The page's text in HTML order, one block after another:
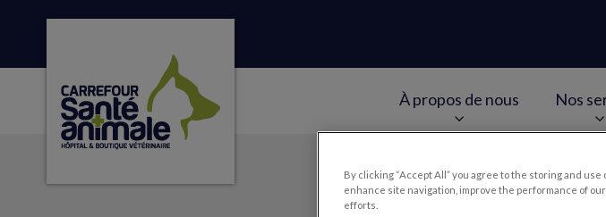
Page d'accueil de Carrefour Santé Animale À propos de nous Nos
By clicking “Accept All” you agree to the storing and
enhance site navigation, improve the performance of
efforts.